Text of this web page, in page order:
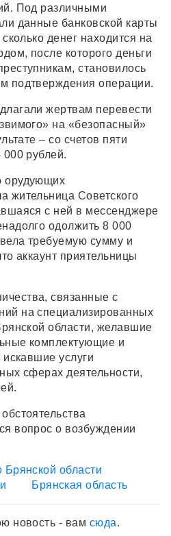
Под различными
данные банковской карты
денег находится на
после которого деньги
становилось
подтверждения операции.
жертвам перевести
на «безопасный»
– со счетов пяти
рублей.
орудующих
жительница Советского
с ней в мессенджере
одолжить 8 000
требуемую сумму и
аккаунт приятельницы
связанные с
на специализированных
области, желавшие
комплектующие и
услуги
сферах деятельности,
вопрос о возбуждении
области
Брянская область
новость - вам сюда.